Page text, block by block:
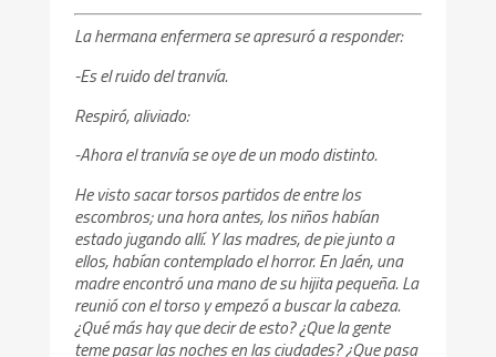
La hermana enfermera se apresuró a responder:
-Es el ruido del tranvía.
Respiró, aliviado:
-Ahora el tranvía se oye de un modo distinto.
He visto sacar torsos partidos de entre los
escombros; una hora antes, los niños habían
estado jugando allí. Y las madres, de pie junto a
ellos, habían contemplado el horror. En Jaén, una
madre encontró una mano de su hijita pequeña. La
reunió con el torso y empezó a buscar la cabeza.
¿Qué más hay que decir de esto? ¿Que la gente
teme pasar las noches en las ciudades? ¿Que pasa